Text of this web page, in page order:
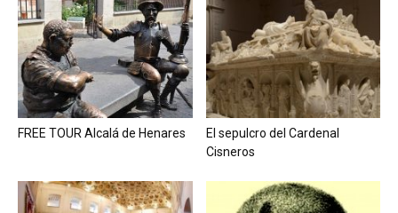
FREE TOUR Alcalá de Henares
El sepulcro del Cardenal
Cisneros